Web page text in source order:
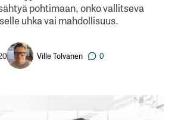
pohtimaan, onko vallitseva
uhka vai mahdollisuus.
Ville Tolvanen 0